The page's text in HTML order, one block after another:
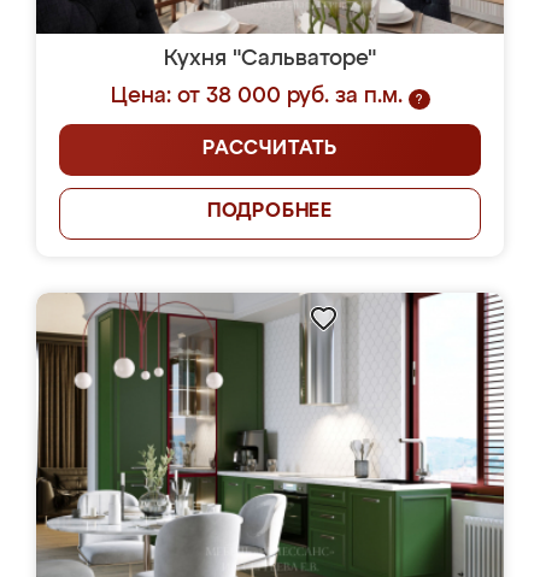
Кухня "Сальваторе"
Цена: от 38 000 руб. за п.м.
?
РАССЧИТАТЬ
ПОДРОБНЕЕ